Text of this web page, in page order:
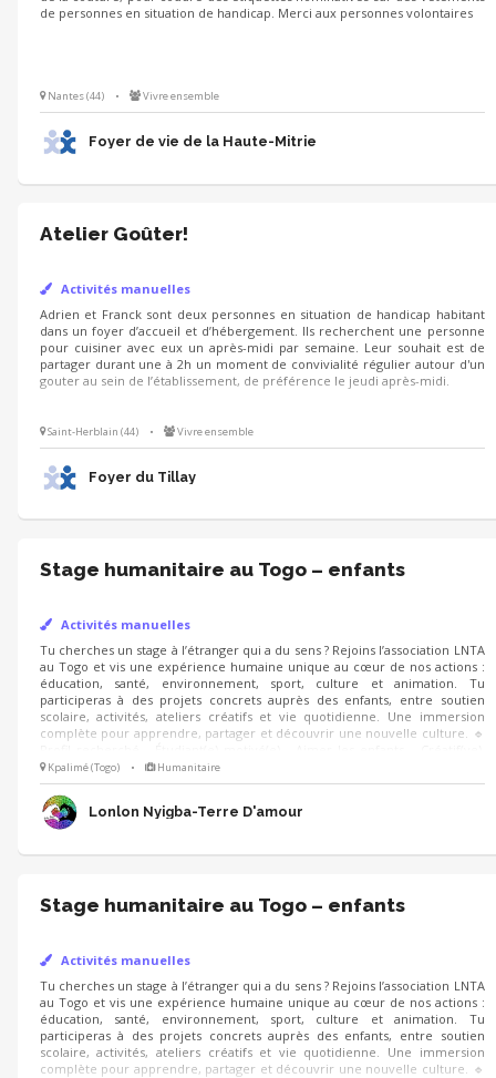
de personnes en situation de handicap. Merci aux personnes volontaires
Nantes (44) • Vivre ensemble
Foyer de vie de la Haute-Mitrie
Atelier Goûter!
Activités manuelles
Adrien et Franck sont deux personnes en situation de handicap habitant
dans un foyer d’accueil et d’hébergement. Ils recherchent une personne
pour cuisiner avec eux un après-midi par semaine. Leur souhait est de
partager durant une à 2h un moment de convivialité régulier autour d'un
gouter au sein de l’établissement, de préférence le jeudi après-midi.
Saint-Herblain (44) • Vivre ensemble
Foyer du Tillay
Stage humanitaire au Togo – enfants
Activités manuelles
Tu cherches un stage à l’étranger qui a du sens ? Rejoins l’association LNTA
au Togo et vis une expérience humaine unique au cœur de nos actions :
éducation, santé, environnement, sport, culture et animation. Tu
participeras à des projets concrets auprès des enfants, entre soutien
scolaire, activités, ateliers créatifs et vie quotidienne. Une immersion
complète pour apprendre, partager et découvrir une nouvelle culture. 🔹
dynamique - Ouvert(e) d’esprit et autonome
Kpalimé (Togo) • Humanitaire
Lonlon Nyigba-Terre D'amour
Stage humanitaire au Togo – enfants
Activités manuelles
Tu cherches un stage à l’étranger qui a du sens ? Rejoins l’association LNTA
au Togo et vis une expérience humaine unique au cœur de nos actions :
éducation, santé, environnement, sport, culture et animation. Tu
participeras à des projets concrets auprès des enfants, entre soutien
scolaire, activités, ateliers créatifs et vie quotidienne. Une immersion
complète pour apprendre, partager et découvrir une nouvelle culture. 🔹